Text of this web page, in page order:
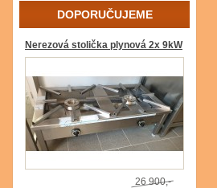
DOPORUČUJEME
Nerezová stolička plynová 2x 9kW
26 900,-